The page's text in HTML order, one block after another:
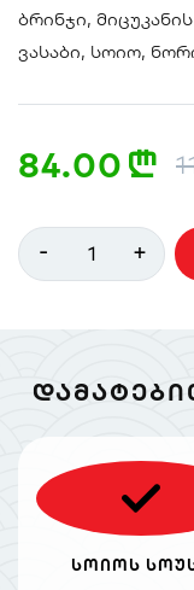
ბრინჯი,
ვასაბი, სოიო,
84.00 n
- 1 +
სოიოს